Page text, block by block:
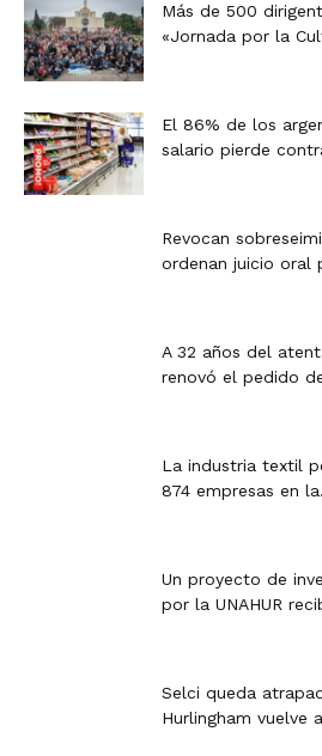
Más de 500
«Jornada por la
El 86% de los
salario pierde
Revocan
ordenan juicio oral
A 32 años del
renovó el pedido
La industria textil
874 empresas en
Un proyecto de
por la UNAHUR
Selci queda
Hurlingham vuelve